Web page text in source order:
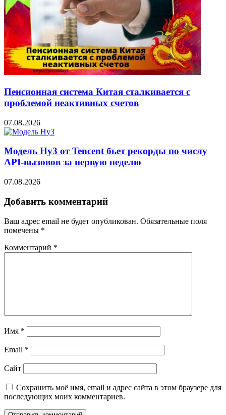
Пенсионная система Китая сталкивается с
проблемой неактивных счетов
07.08.2026
Модель Hy3 от Tencent бьет рекорды по числу
API-вызовов за первую неделю
07.08.2026
Добавить комментарий
Ваш адрес email не будет опубликован. Обязательные поля
помечены *
Комментарий *
Имя *
Email *
Сайт
Сохранить моё имя, email и адрес сайта в этом браузере для
последующих моих комментариев.